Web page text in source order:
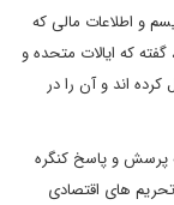
و اطلاعات مالی که
که ایالات متحده و
اند و آن را در
پرسش و پاسخ کنگره
های اقتصادی